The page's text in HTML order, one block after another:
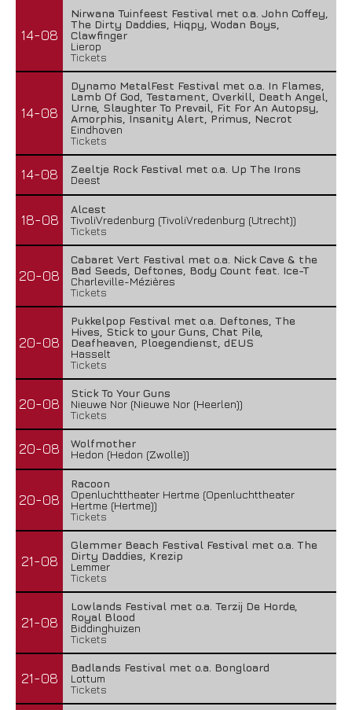
14-08
Nirwana Tuinfeest Festival met o.a. John Coffey,
The Dirty Daddies, Hiqpy, Wodan Boys,
Clawfinger
Lierop
Tickets
14-08
Dynamo MetalFest Festival met o.a. In Flames,
Lamb Of God, Testament, Overkill, Death Angel,
Urne, Slaughter To Prevail, Fit For An Autopsy,
Amorphis, Insanity Alert, Primus, Necrot
Eindhoven
Tickets
14-08
Zeeltje Rock Festival met o.a. Up The Irons
Deest
18-08
Alcest
TivoliVredenburg (TivoliVredenburg (Utrecht))
Tickets
20-08
Cabaret Vert Festival met o.a. Nick Cave & the
Bad Seeds, Deftones, Body Count feat. Ice-T
Charleville-Mézières
Tickets
20-08
Pukkelpop Festival met o.a. Deftones, The
Hives, Stick to your Guns, Chat Pile,
Deafheaven, Ploegendienst, dEUS
Hasselt
Tickets
20-08
Stick To Your Guns
Nieuwe Nor (Nieuwe Nor (Heerlen))
Tickets
20-08
Wolfmother
Hedon (Hedon (Zwolle))
20-08
Racoon
Openluchttheater Hertme (Openluchttheater
Hertme (Hertme))
Tickets
21-08
Glemmer Beach Festival Festival met o.a. The
Dirty Daddies, Krezip
Lemmer
Tickets
21-08
Lowlands Festival met o.a. Terzij De Horde,
Royal Blood
Biddinghuizen
Tickets
21-08
Badlands Festival met o.a. Bongloard
Lottum
Tickets